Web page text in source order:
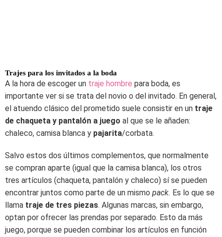
Trajes para los invitados a la boda
A la hora de escoger un traje hombre para boda, es
importante ver si se trata del novio o del invitado. En general,
el atuendo clásico del prometido suele consistir en un traje
de chaqueta y pantalón a juego al que se le añaden:
chaleco, camisa blanca y pajarita/corbata.
Salvo estos dos últimos complementos, que normalmente
se compran aparte (igual que la camisa blanca), los otros
tres artículos (chaqueta, pantalón y chaleco) sí se pueden
encontrar juntos como parte de un mismo pack. Es lo que se
llama traje de tres piezas. Algunas marcas, sin embargo,
optan por ofrecer las prendas por separado. Esto da más
juego, porque se pueden combinar los artículos en función